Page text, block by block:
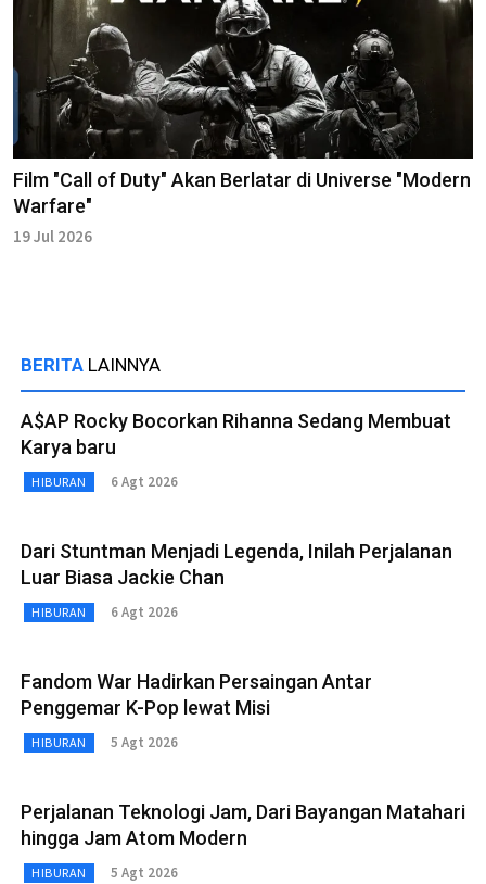
Film "Call of Duty" Akan Berlatar di Universe "Modern
Warfare"
19 Jul 2026
BERITA LAINNYA
A$AP Rocky Bocorkan Rihanna Sedang Membuat
Karya baru
HIBURAN 6 Agt 2026
Dari Stuntman Menjadi Legenda, Inilah Perjalanan
Luar Biasa Jackie Chan
HIBURAN 6 Agt 2026
Fandom War Hadirkan Persaingan Antar
Penggemar K-Pop lewat Misi
HIBURAN 5 Agt 2026
Perjalanan Teknologi Jam, Dari Bayangan Matahari
hingga Jam Atom Modern
HIBURAN 5 Agt 2026